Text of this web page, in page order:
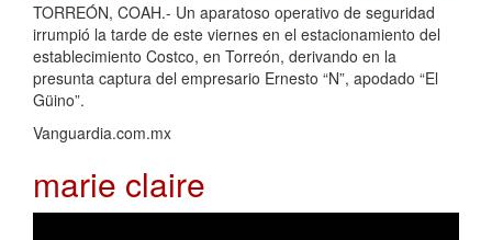
TORREÓN, COAH.- Un aparatoso operativo de seguridad
irrumpió la tarde de este viernes en el estacionamiento del
establecimiento Costco, en Torreón, derivando en la
presunta captura del empresario Ernesto “N”, apodado “El
Güino”.
Vanguardia.com.mx
marie claire